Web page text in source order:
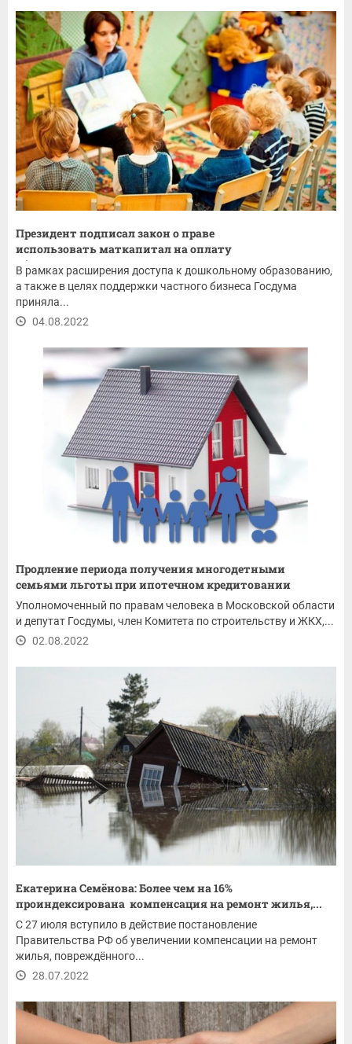
Президент подписал закон о праве
использовать маткапитал на оплату
образовательных...
В рамках расширения доступа к дошкольному образованию,
а также в целях поддержки частного бизнеса Госдума
приняла...
04.08.2022
Продление периода получения многодетными
семьями льготы при ипотечном кредитовании
Уполномоченный по правам человека в Московской области
и депутат Госдумы, член Комитета по строительству и ЖКХ,...
02.08.2022
Екатерина Семёнова: Более чем на 16%
проиндексирована компенсация на ремонт жилья,...
С 27 июля вступило в действие постановление
Правительства РФ об увеличении компенсации на ремонт
жилья, повреждённого...
28.07.2022